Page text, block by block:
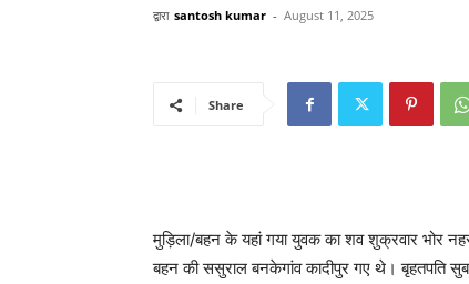
द्वारा santosh kumar - August 11, 2025
Share
मुड़िला/बहन के यहां गया युवक का शव शुक्रवार भोर
बहन की ससुराल बनकेगांव कादीपुर गए थे। बृहतपति